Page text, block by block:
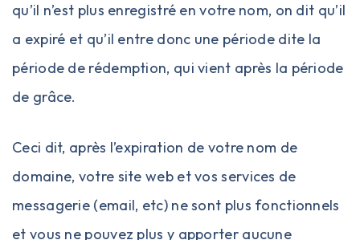
qu’il n’est plus enregistré en votre nom, on dit qu’il
a expiré et qu’il entre donc une période dite la
période de rédemption, qui vient après la période
de grâce.
Ceci dit, après l’expiration de votre nom de
domaine, votre site web et vos services de
messagerie (email, etc) ne sont plus fonctionnels
et vous ne pouvez plus y apporter aucune